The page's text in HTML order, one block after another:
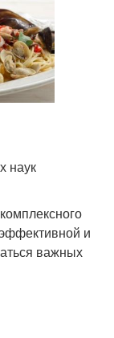
наук
и
важных